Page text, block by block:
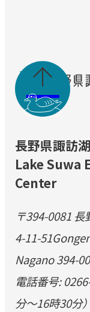

長野県諏訪
Lake Suwa
Center
〒394-0081
4-11-
Nagano 394-
電話番号:
分～16時30分）